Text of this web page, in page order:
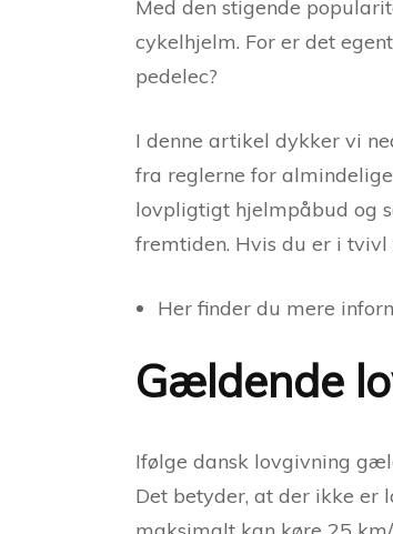
Med den stigende
cykelhjelm. For er det
pedelec?
I denne artikel dykker vi
fra reglerne for
lovpligtigt hjelmpåbud og
fremtiden. Hvis du er i
Her finder du mere
Gældende
Ifølge dansk lovgivning
Det betyder, at der ikke er